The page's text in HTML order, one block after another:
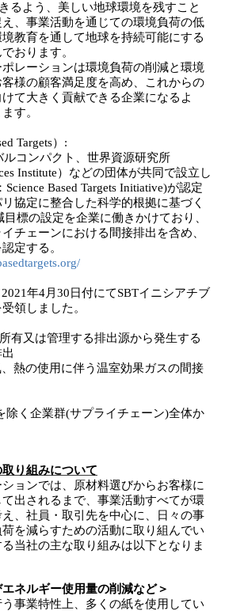
きるよう、美しい地球環境を残すこと
、事業活動を通じての環境負荷の低
教育を通して地球を持続可能にする
おります。
レーションは環境負荷の削減と環境
様の顧客満足度を高め、これからの
て大きく貢献できる企業になるよ
す。
Targets）:
ルコンパクト、世界資源研究所
Institute）などの団体が共同で設立し
Based Targets Initiative)が認定
協定に整合した科学的根拠に基づく
標の設定を企業に働きかけており、
チェーンにおける間接排出を含め、
定する。
年4月30日付にてSBTイニシアチブ
領しました。
有又は管理する排出源から発生する
熱の使用に伴う温室効果ガスの間接
除く企業群(サプライチェーン)全体か
り組みについて
ョンでは、原材料選びからお客様に
出されるまで、事業活動すべてが環
、社員・取引先を中心に、日々の事
を減らすための活動に取り組んでい
当社の主な取り組みは以下となりま
ネルギー使用量の削減など＞
事業特性上、多くの紙を使用してい